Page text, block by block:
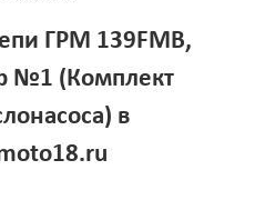
ГРМ 139FMB,
№1 (Комплект
в